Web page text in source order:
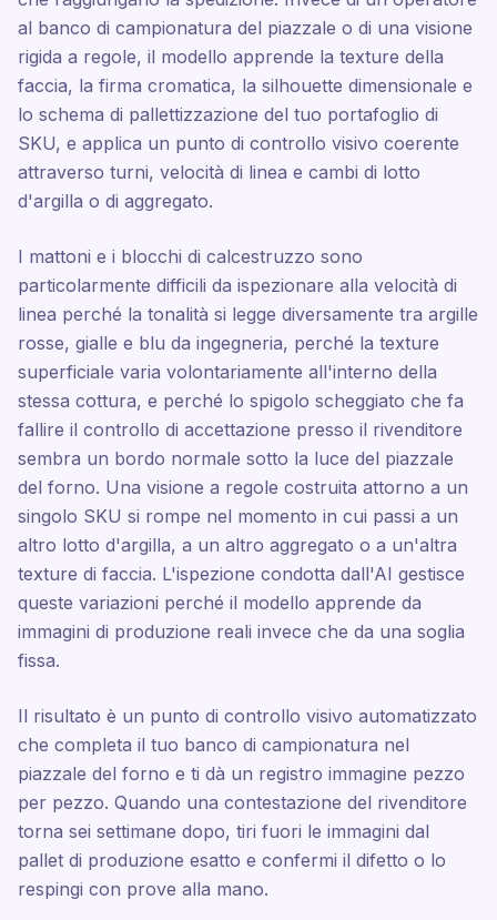
al banco di campionatura del piazzale o di una visione
rigida a regole, il modello apprende la texture della
faccia, la firma cromatica, la silhouette dimensionale e
lo schema di pallettizzazione del tuo portafoglio di
SKU, e applica un punto di controllo visivo coerente
attraverso turni, velocità di linea e cambi di lotto
d'argilla o di aggregato.
I mattoni e i blocchi di calcestruzzo sono
particolarmente difficili da ispezionare alla velocità di
linea perché la tonalità si legge diversamente tra argille
rosse, gialle e blu da ingegneria, perché la texture
superficiale varia volontariamente all'interno della
stessa cottura, e perché lo spigolo scheggiato che fa
fallire il controllo di accettazione presso il rivenditore
sembra un bordo normale sotto la luce del piazzale
del forno. Una visione a regole costruita attorno a un
singolo SKU si rompe nel momento in cui passi a un
altro lotto d'argilla, a un altro aggregato o a un'altra
texture di faccia. L'ispezione condotta dall'AI gestisce
queste variazioni perché il modello apprende da
immagini di produzione reali invece che da una soglia
fissa.
Il risultato è un punto di controllo visivo automatizzato
che completa il tuo banco di campionatura nel
piazzale del forno e ti dà un registro immagine pezzo
per pezzo. Quando una contestazione del rivenditore
torna sei settimane dopo, tiri fuori le immagini dal
pallet di produzione esatto e confermi il difetto o lo
respingi con prove alla mano.